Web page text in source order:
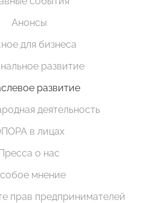
Анонсы
для бизнеса
развитие
развитие
деятельность
в лицах
Пресса о нас
мнение
прав предпринимателей